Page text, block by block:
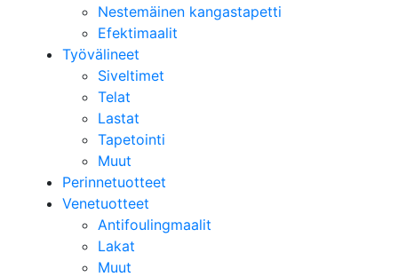
Nestemäinen kangastapetti
Efektimaalit
Työvälineet
Siveltimet
Telat
Lastat
Tapetointi
Muut
Perinnetuotteet
Venetuotteet
Antifoulingmaalit
Lakat
Muut